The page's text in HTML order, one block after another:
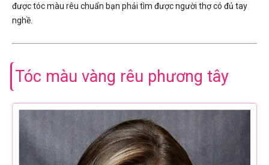
được tóc màu rêu chuẩn bạn phải tìm được người thợ có đủ tay
nghề.
Tóc màu vàng rêu phương tây